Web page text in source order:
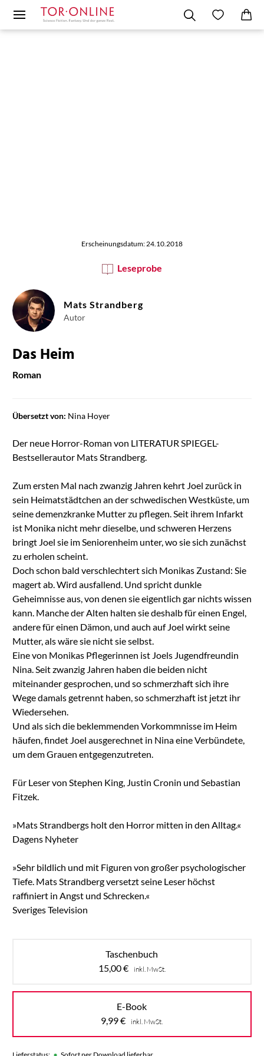
Erscheinungsdatum: 24.10.2018
Leseprobe
Mats Strandberg
Autor
Das Heim
Roman
Übersetzt von: Nina Hoyer
Der neue Horror-Roman von LITERATUR SPIEGEL-
Bestsellerautor Mats Strandberg.
Zum ersten Mal nach zwanzig Jahren kehrt Joel zurück in
sein Heimatstädtchen an der schwedischen Westküste, um
seine demenzkranke Mutter zu pflegen. Seit ihrem Infarkt
ist Monika nicht mehr dieselbe, und schweren Herzens
bringt Joel sie im Seniorenheim unter, wo sie sich zunächst
zu erholen scheint.
Doch schon bald verschlechtert sich Monikas Zustand: Sie
magert ab. Wird ausfallend. Und spricht dunkle
Geheimnisse aus, von denen sie eigentlich gar nichts wissen
kann. Manche der Alten halten sie deshalb für einen Engel,
andere für einen Dämon, und auch auf Joel wirkt seine
Mutter, als wäre sie nicht sie selbst.
Eine von Monikas Pflegerinnen ist Joels Jugendfreundin
Nina. Seit zwanzig Jahren haben die beiden nicht
miteinander gesprochen, und so schmerzhaft sich ihre
Wege damals getrennt haben, so schmerzhaft ist jetzt ihr
Wiedersehen.
Und als sich die beklemmenden Vorkommnisse im Heim
häufen, findet Joel ausgerechnet in Nina eine Verbündete,
um dem Grauen entgegenzutreten.
Für Leser von Stephen King, Justin Cronin und Sebastian
Fitzek.
»Mats Strandbergs holt den Horror mitten in den Alltag.«
Dagens Nyheter
»Sehr bildlich und mit Figuren von großer psychologischer
Tiefe. Mats Strandberg versetzt seine Leser höchst
raffiniert in Angst und Schrecken.«
Sveriges Television
Taschenbuch
15,00€ inkl. MwSt.
E-Book
9,99€ inkl. MwSt.